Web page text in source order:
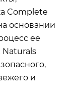
Complete
основании
ее
Naturals
и